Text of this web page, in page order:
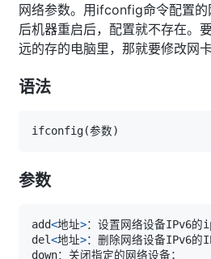
网络参数。用ifconfig命令配置的
后机器重启后，配置就不存在。
远的存的电脑里，那就要修改网
语法
ifconfig(参数)
参数
add<地址>
del<地址>